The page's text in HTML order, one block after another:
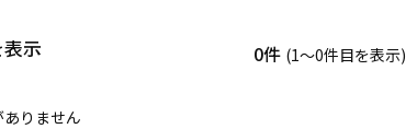
示 0件 (1〜0件目を表示)
りません